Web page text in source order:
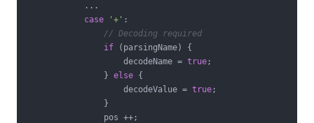
            ...
case
'+' :
// Decoding required
if (parsingName) {
                    decodeName =
true;
                }
else {
                    decodeValue =
true;
                }
                pos ++;